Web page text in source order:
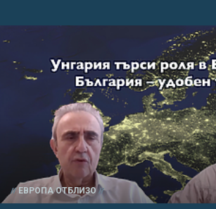
ЕВРОПА ОТБЛИЗО